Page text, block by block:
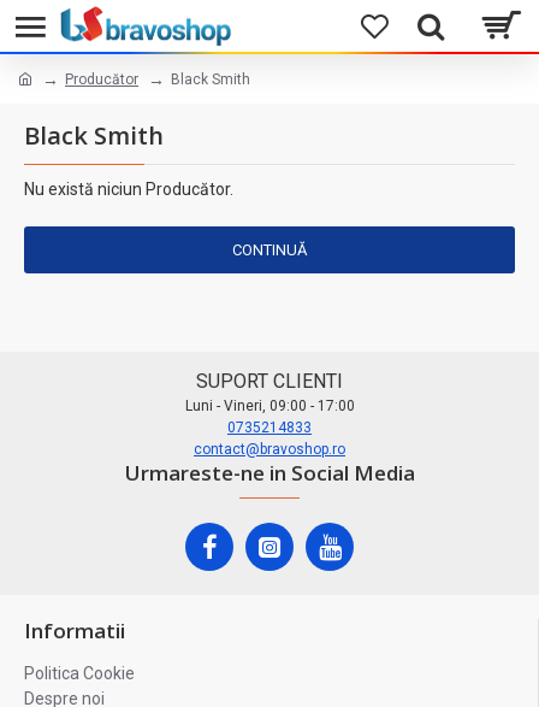
Producător Black Smith
Black Smith
Nu există niciun Producător.
CONTINUĂ
SUPORT CLIENTI
Luni - Vineri, 09:00 - 17:00
0735214833
contact@bravoshop.ro
Urmareste-ne in Social Media
Informatii
Politica Cookie
Despre noi